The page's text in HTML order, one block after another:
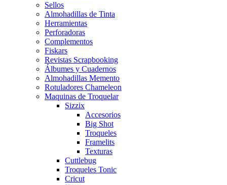
Sellos
Almohadillas de Tinta
Herramientas
Perforadoras
Complementos
Fiskars
Revistas Scrapbooking
Álbumes y Cuadernos
Almohadillas Memento
Rotuladores Chameleon
Maquinas de Troquelar
Sizzix
Accesorios
Big Shot
Troqueles
Framelits
Texturas
Cuttlebug
Troqueles Tonic
Cricut